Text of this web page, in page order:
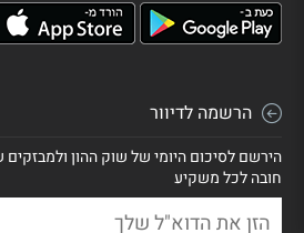
הרשמה לדיוור
הירשם לסיכום היומי של שוק ההון ולמבזקים
חובה לכל משקיע